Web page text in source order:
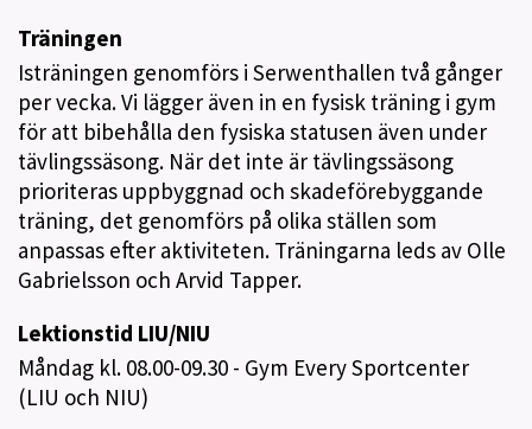
Träningen
Isträningen genomförs i Serwenthallen två gånger
per vecka. Vi lägger även in en fysisk träning i gym
för att bibehålla den fysiska statusen även under
tävlingssäsong. När det inte är tävlingssäsong
prioriteras uppbyggnad och skadeförebyggande
träning, det genomförs på olika ställen som
anpassas efter aktiviteten. Träningarna leds av Olle
Gabrielsson och Arvid Tapper.
Lektionstid LIU/NIU
Måndag kl. 08.00-09.30 - Gym Every Sportcenter
(LIU och NIU)